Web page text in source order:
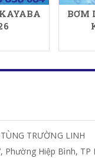
BƠM
TRƯỜNG LINH
Phường Hiệp Bình, TP